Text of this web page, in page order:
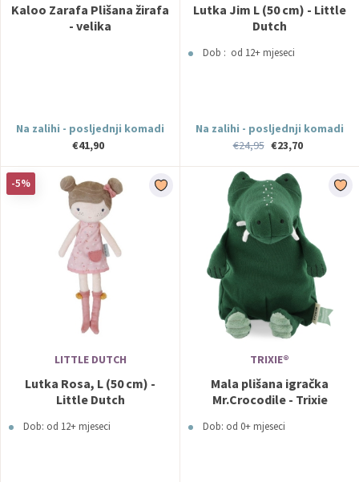
Kaloo Zarafa Plišana žirafa
- velika
Na zalihi - posljednji komadi
€41,90
Lutka Jim L (50 cm) - Little
Dutch
Dob : od 12+ mjeseci
Na zalihi - posljednji komadi
€24,95 €23,70
-5%
LITTLE DUTCH
Lutka Rosa, L (50 cm) -
Little Dutch
Dob: od 12+ mjeseci
TRIXIE®
Mala plišana igračka
Mr.Crocodile - Trixie
Dob: od 0+ mjeseci